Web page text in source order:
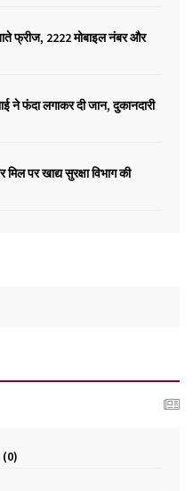
फ्रीज, 2222 मोबाइल नंबर और
ने फंदा लगाकर दी जान, दुकानदारी
पर खाद्य सुरक्षा विभाग की